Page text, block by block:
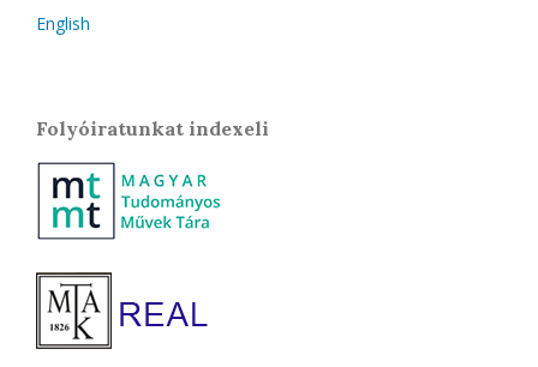
English
Folyóiratunkat indexeli